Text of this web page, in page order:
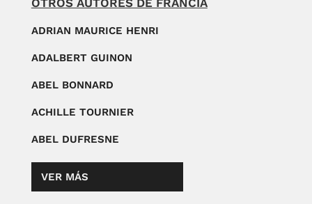
OTROS AUTORES DE FRANCIA
ADRIAN MAURICE HENRI
ADALBERT GUINON
ABEL BONNARD
ACHILLE TOURNIER
ABEL DUFRESNE
VER MÁS